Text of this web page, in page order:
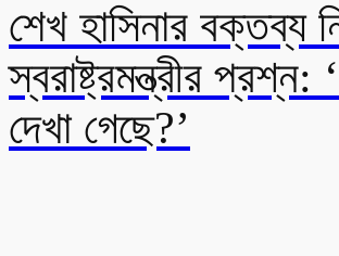
শেখ হাসিনার বক্তব্য
স্বরাষ্ট্রমন্ত্রীর প্রশ্ন:
দেখা গেছে?’